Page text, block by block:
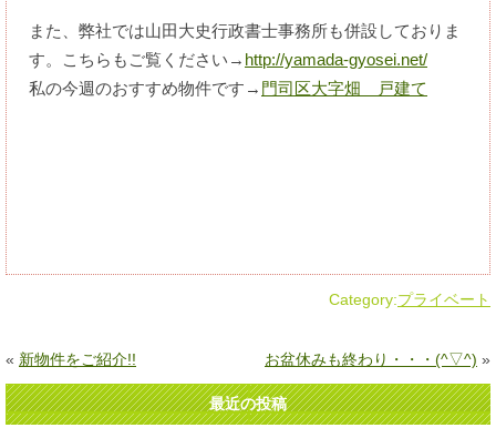
また、弊社では山田大史行政書士事務所も併設しておりま
す。こちらもご覧ください→ http://yamada-gyosei.net/
私の今週のおすすめ物件です→ 門司区大字畑 戸建て
Category:プライベート
« 新物件をご紹介!! お盆休みも終わり・・・(^▽^) »
最近の投稿